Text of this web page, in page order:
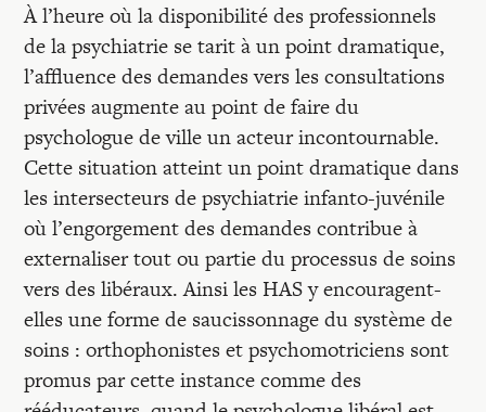
Entretiens
Revues
Colloque
Mon panier
Mon compte
À l’heure où la disponibilité des professionnels
de la psychiatrie se tarit à un point dramatique,
l’affluence des demandes vers les consultations
privées augmente au point de faire du
psychologue de ville un acteur incontournable.
Cette situation atteint un point dramatique dans
les intersecteurs de psychiatrie infanto-juvénile
où l’engorgement des demandes contribue à
externaliser tout ou partie du processus de soins
vers des libéraux. Ainsi les HAS y encouragent-
elles une forme de saucissonnage du système de
soins : orthophonistes et psychomotriciens sont
promus par cette instance comme des